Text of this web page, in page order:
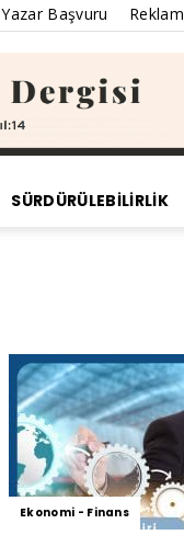
Yazar Başvuru Reklam
SÜRDÜRÜLEBILIRLIK
Ekonomi - Finans